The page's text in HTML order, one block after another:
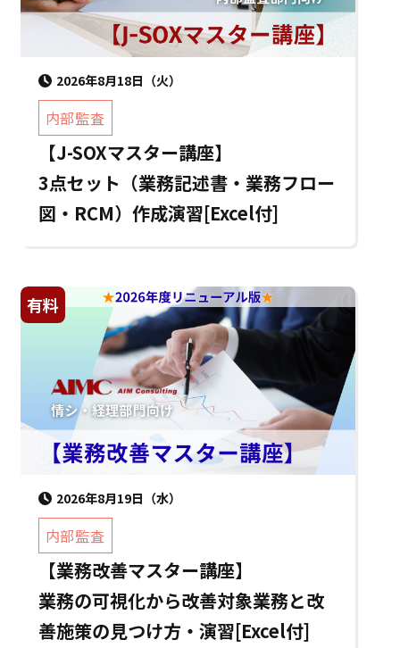
2026年8月18日（火）
内部監査
【J-SOXマスター講座】
3点セット（業務記述書・業務フロー
図・RCM）作成演習[Excel付]
有料
2026年8月19日（水）
内部監査
【業務改善マスター講座】
業務の可視化から改善対象業務と改
善施策の見つけ方・演習[Excel付]